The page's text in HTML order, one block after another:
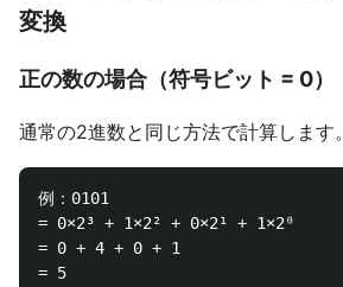
変換
正の数の場合（符号ビット = 0）
通常の2進数と同じ方法で計算します。
例：0101
= 0×2³ + 1×2² + 0×2¹ + 1×2⁰
= 0 + 4 + 0 + 1